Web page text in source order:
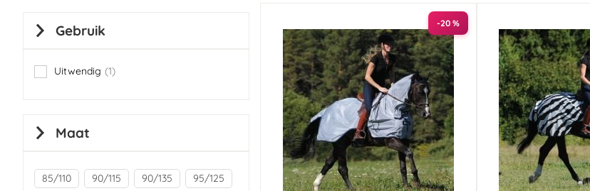
-20 %
Gebruik
Uitwendig 1
item
Maat
85/110 90/115 90/135
95/125